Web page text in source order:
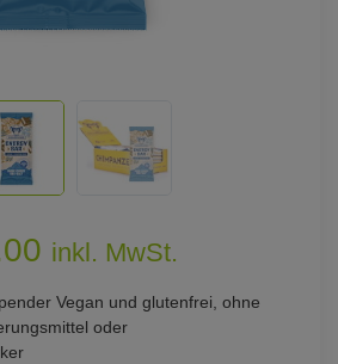
inkl. MwSt.
Vegan und glutenfrei, ohne
oder